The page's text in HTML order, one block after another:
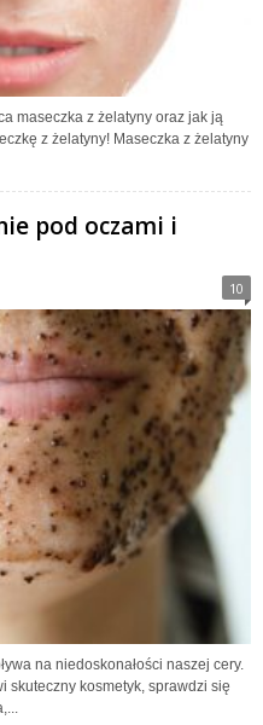
maseczka z żelatyny oraz jak ją
z żelatyny! Maseczka z żelatyny
pod oczami i
10
na niedoskonałości naszej cery.
skuteczny kosmetyk, sprawdzi się